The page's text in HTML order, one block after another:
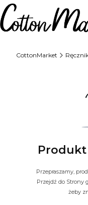
CottonMarket
Przepraszamy,
Przejdź do Strony
żeby